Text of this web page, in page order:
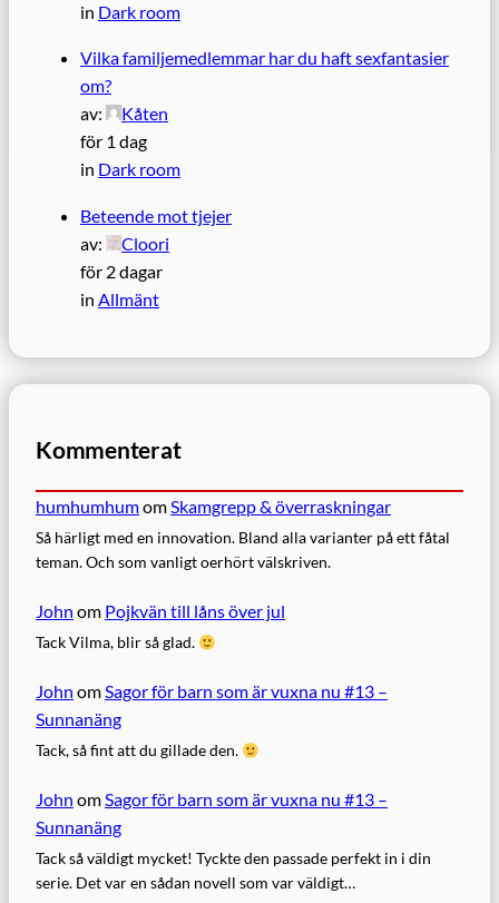
in Dark room
Vilka familjemedlemmar har du haft sexfantasier
om?
av:
Kåten
för 1 dag
in Dark room
Beteende mot tjejer
av:
Cloori
för 2 dagar
in Allmänt
Kommenterat
humhumhumomSkamgrepp & överraskningar
Så härligt med en innovation. Bland alla varianter på ett fåtal
teman. Och som vanligt oerhört välskriven.
John om Pojkvän till låns över jul
Tack Vilma, blir så glad.
John omSagor för barn som är vuxna nu #13 –
Sunnanäng
Tack, så fint att du gillade den.
John omSagor för barn som är vuxna nu #13 –
Sunnanäng
Tack så väldigt mycket! Tyckte den passade perfekt in i din
serie. Det var en sådan novell som var väldigt…